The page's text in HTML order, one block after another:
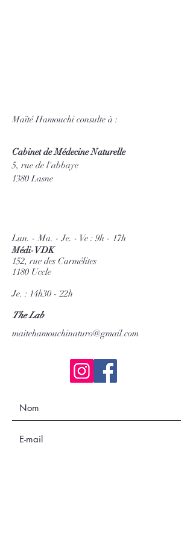
Maïté Hamouchi consulte à :
Cabinet de Médecine Naturelle
5, rue de l'abbaye
1380 Lasne
Lun. - Ma. - Je. - Ve : 9h - 17h
Médi-VDK
152, rue des Carmélites
1180 Uccle
Je. : 14h30 - 22h
The Lab
maitehamouchinaturo@gmail.com